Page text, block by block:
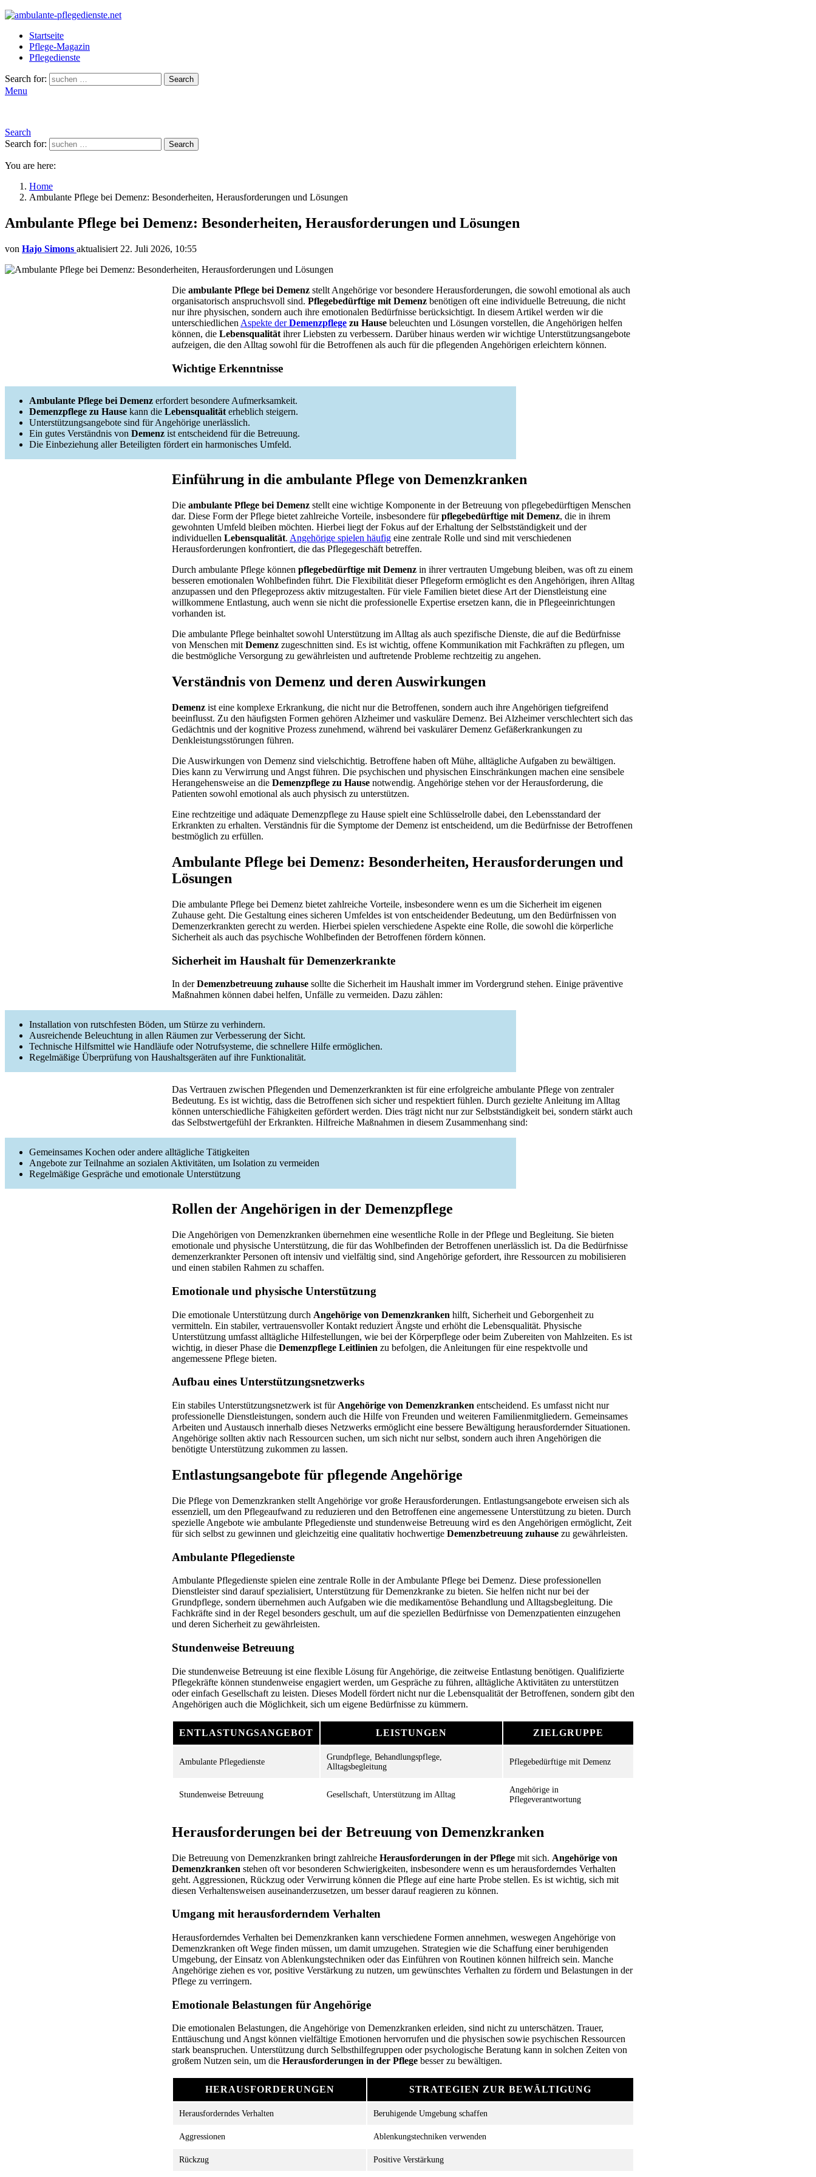
Startseite
Pflege-Magazin
Pflegedienste
Search for: Search
Menu
Search
Search for:
Search
You are here:
Home
Ambulante Pflege bei Demenz: Besonderheiten, Herausforderungen und Lösungen
Ambulante Pflege bei Demenz: Besonderheiten, Herausforderungen und Lösungen
von Hajo Simons aktualisiert 22. Juli 2026, 10:55
Die ambulante Pflege bei Demenz stellt Angehörige vor besondere Herausforderungen, die sowohl emotional als auch
organisatorisch anspruchsvoll sind. Pflegebedürftige mit Demenz benötigen oft eine individuelle Betreuung, die nicht
nur ihre physischen, sondern auch ihre emotionalen Bedürfnisse berücksichtigt. In diesem Artikel werden wir die
unterschiedlichen Aspekte derDemenzpflege zu Hause beleuchten und Lösungen vorstellen, die Angehörigen helfen
können, die Lebensqualität ihrer Liebsten zu verbessern. Darüber hinaus werden wir wichtige Unterstützungsangebote
aufzeigen, die den Alltag sowohl für die Betroffenen als auch für die pflegenden Angehörigen erleichtern können.
Wichtige Erkenntnisse
Ambulante Pflege bei Demenz erfordert besondere Aufmerksamkeit.
Demenzpflege zu Hause kann die Lebensqualität erheblich steigern.
Unterstützungsangebote sind für Angehörige unerlässlich.
Ein gutes Verständnis von Demenz ist entscheidend für die Betreuung.
Die Einbeziehung aller Beteiligten fördert ein harmonisches Umfeld.
Einführung in die ambulante Pflege von Demenzkranken
Die ambulante Pflege bei Demenz stellt eine wichtige Komponente in der Betreuung von pflegebedürftigen Menschen
dar. Diese Form der Pflege bietet zahlreiche Vorteile, insbesondere fürpflegebedürftige mit Demenz, die in ihrem
gewohnten Umfeld bleiben möchten. Hierbei liegt der Fokus auf der Erhaltung der Selbstständigkeit und der
individuellen Lebensqualität. Angehörige spielen häufig eine zentrale Rolle und sind mit verschiedenen
Herausforderungen konfrontiert, die das Pflegegeschäft betreffen.
Durch ambulante Pflege können pflegebedürftige mit Demenz in ihrer vertrauten Umgebung bleiben, was oft zu einem
besseren emotionalen Wohlbefinden führt. Die Flexibilität dieser Pflegeform ermöglicht es den Angehörigen, ihren Alltag
anzupassen und den Pflegeprozess aktiv mitzugestalten. Für viele Familien bietet diese Art der Dienstleistung eine
willkommene Entlastung, auch wenn sie nicht die professionelle Expertise ersetzen kann, die in Pflegeeinrichtungen
vorhanden ist.
Die ambulante Pflege beinhaltet sowohl Unterstützung im Alltag als auch spezifische Dienste, die auf die Bedürfnisse
von Menschen mit Demenz zugeschnitten sind. Es ist wichtig, offene Kommunikation mit Fachkräften zu pflegen, um
die bestmögliche Versorgung zu gewährleisten und auftretende Probleme rechtzeitig zu angehen.
Verständnis von Demenz und deren Auswirkungen
Demenz ist eine komplexe Erkrankung, die nicht nur die Betroffenen, sondern auch ihre Angehörigen tiefgreifend
beeinflusst. Zu den häufigsten Formen gehören Alzheimer und vaskuläre Demenz. Bei Alzheimer verschlechtert sich das
Gedächtnis und der kognitive Prozess zunehmend, während bei vaskulärer Demenz Gefäßerkrankungen zu
Denkleistungsstörungen führen.
Die Auswirkungen von Demenz sind vielschichtig. Betroffene haben oft Mühe, alltägliche Aufgaben zu bewältigen.
Dies kann zu Verwirrung und Angst führen. Die psychischen und physischen Einschränkungen machen eine sensibele
Herangehensweise an die Demenzpflege zu Hause notwendig. Angehörige stehen vor der Herausforderung, die
Patienten sowohl emotional als auch physisch zu unterstützen.
Eine rechtzeitige und adäquate Demenzpflege zu Hause spielt eine Schlüsselrolle dabei, den Lebensstandard der
Erkrankten zu erhalten. Verständnis für die Symptome der Demenz ist entscheidend, um die Bedürfnisse der Betroffenen
bestmöglich zu erfüllen.
Ambulante Pflege bei Demenz: Besonderheiten, Herausforderungen und
Lösungen
Die ambulante Pflege bei Demenz bietet zahlreiche Vorteile, insbesondere wenn es um die Sicherheit im eigenen
Zuhause geht. Die Gestaltung eines sicheren Umfeldes ist von entscheidender Bedeutung, um den Bedürfnissen von
Demenzerkrankten gerecht zu werden. Hierbei spielen verschiedene Aspekte eine Rolle, die sowohl die körperliche
Sicherheit als auch das psychische Wohlbefinden der Betroffenen fördern können.
Sicherheit im Haushalt für Demenzerkrankte
In derDemenzbetreuung zuhause sollte die Sicherheit im Haushalt immer im Vordergrund stehen. Einige präventive
Maßnahmen können dabei helfen, Unfälle zu vermeiden. Dazu zählen:
Installation von rutschfesten Böden, um Stürze zu verhindern.
Ausreichende Beleuchtung in allen Räumen zur Verbesserung der Sicht.
Technische Hilfsmittel wie Handläufe oder Notrufsysteme, die schnellere Hilfe ermöglichen.
Regelmäßige Überprüfung von Haushaltsgeräten auf ihre Funktionalität.
Das Vertrauen zwischen Pflegenden und Demenzerkrankten ist für eine erfolgreiche ambulante Pflege von zentraler
Bedeutung. Es ist wichtig, dass die Betroffenen sich sicher und respektiert fühlen. Durch gezielte Anleitung im Alltag
können unterschiedliche Fähigkeiten gefördert werden. Dies trägt nicht nur zur Selbstständigkeit bei, sondern stärkt auch
das Selbstwertgefühl der Erkrankten. Hilfreiche Maßnahmen in diesem Zusammenhang sind:
Gemeinsames Kochen oder andere alltägliche Tätigkeiten
Angebote zur Teilnahme an sozialen Aktivitäten, um Isolation zu vermeiden
Regelmäßige Gespräche und emotionale Unterstützung
Rollen der Angehörigen in der Demenzpflege
Die Angehörigen von Demenzkranken übernehmen eine wesentliche Rolle in der Pflege und Begleitung. Sie bieten
emotionale und physische Unterstützung, die für das Wohlbefinden der Betroffenen unerlässlich ist. Da die Bedürfnisse
demenzerkrankter Personen oft intensiv und vielfältig sind, sind Angehörige gefordert, ihre Ressourcen zu mobilisieren
und einen stabilen Rahmen zu schaffen.
Emotionale und physische Unterstützung
Die emotionale Unterstützung durch Angehörige von Demenzkranken hilft, Sicherheit und Geborgenheit zu
vermitteln. Ein stabiler, vertrauensvoller Kontakt reduziert Ängste und erhöht die Lebensqualität. Physische
Unterstützung umfasst alltägliche Hilfestellungen, wie bei der Körperpflege oder beim Zubereiten von Mahlzeiten. Es ist
wichtig, in dieser Phase die Demenzpflege Leitlinien zu befolgen, die Anleitungen für eine respektvolle und
angemessene Pflege bieten.
Aufbau eines Unterstützungsnetzwerks
Ein stabiles Unterstützungsnetzwerk ist für Angehörige von Demenzkranken entscheidend. Es umfasst nicht nur
professionelle Dienstleistungen, sondern auch die Hilfe von Freunden und weiteren Familienmitgliedern. Gemeinsames
Arbeiten und Austausch innerhalb dieses Netzwerks ermöglicht eine bessere Bewältigung herausfordernder Situationen.
Angehörige sollten aktiv nach Ressourcen suchen, um sich nicht nur selbst, sondern auch ihren Angehörigen die
benötigte Unterstützung zukommen zu lassen.
Entlastungsangebote für pflegende Angehörige
Die Pflege von Demenzkranken stellt Angehörige vor große Herausforderungen. Entlastungsangebote erweisen sich als
essenziell, um den Pflegeaufwand zu reduzieren und den Betroffenen eine angemessene Unterstützung zu bieten. Durch
spezielle Angebote wie ambulante Pflegedienste und stundenweise Betreuung wird es den Angehörigen ermöglicht, Zeit
für sich selbst zu gewinnen und gleichzeitig eine qualitativ hochwertige Demenzbetreuung zuhause zu gewährleisten.
Ambulante Pflegedienste
Ambulante Pflegedienste spielen eine zentrale Rolle in der Ambulante Pflege bei Demenz. Diese professionellen
Dienstleister sind darauf spezialisiert, Unterstützung für Demenzkranke zu bieten. Sie helfen nicht nur bei der
Grundpflege, sondern übernehmen auch Aufgaben wie die medikamentöse Behandlung und Alltagsbegleitung. Die
Fachkräfte sind in der Regel besonders geschult, um auf die speziellen Bedürfnisse von Demenzpatienten einzugehen
und deren Sicherheit zu gewährleisten.
Stundenweise Betreuung
Die stundenweise Betreuung ist eine flexible Lösung für Angehörige, die zeitweise Entlastung benötigen. Qualifizierte
Pflegekräfte können stundenweise engagiert werden, um Gespräche zu führen, alltägliche Aktivitäten zu unterstützen
oder einfach Gesellschaft zu leisten. Dieses Modell fördert nicht nur die Lebensqualität der Betroffenen, sondern gibt den
Angehörigen auch die Möglichkeit, sich um eigene Bedürfnisse zu kümmern.
ENTLASTUNGSANGEBOT LEISTUNGEN ZIELGRUPPE
Ambulante Pflegedienste
Grundpflege, Behandlungspflege,
Alltagsbegleitung
Pflegebedürftige mit Demenz
Stundenweise Betreuung Gesellschaft, Unterstützung im Alltag
Angehörige in
Pflegeverantwortung
Herausforderungen bei der Betreuung von Demenzkranken
Die Betreuung von Demenzkranken bringt zahlreiche Herausforderungen in der Pflege mit sich. Angehörige von
Demenzkranken stehen oft vor besonderen Schwierigkeiten, insbesondere wenn es um herausforderndes Verhalten
geht. Aggressionen, Rückzug oder Verwirrung können die Pflege auf eine harte Probe stellen. Es ist wichtig, sich mit
diesen Verhaltensweisen auseinanderzusetzen, um besser darauf reagieren zu können.
Umgang mit herausforderndem Verhalten
Herausforderndes Verhalten bei Demenzkranken kann verschiedene Formen annehmen, weswegen Angehörige von
Demenzkranken oft Wege finden müssen, um damit umzugehen. Strategien wie die Schaffung einer beruhigenden
Umgebung, der Einsatz von Ablenkungstechniken oder das Einführen von Routinen können hilfreich sein. Manche
Angehörige ziehen es vor, positive Verstärkung zu nutzen, um gewünschtes Verhalten zu fördern und Belastungen in der
Pflege zu verringern.
Emotionale Belastungen für Angehörige
Die emotionalen Belastungen, die Angehörige von Demenzkranken erleiden, sind nicht zu unterschätzen. Trauer,
Enttäuschung und Angst können vielfältige Emotionen hervorrufen und die physischen sowie psychischen Ressourcen
stark beanspruchen. Unterstützung durch Selbsthilfegruppen oder psychologische Beratung kann in solchen Zeiten von
großem Nutzen sein, um die Herausforderungen in der Pflege besser zu bewältigen.
HERAUSFORDERUNGEN STRATEGIEN ZUR BEWÄLTIGUNG
Herausforderndes Verhalten Beruhigende Umgebung schaffen
Aggressionen Ablenkungstechniken verwenden
Rückzug Positive Verstärkung